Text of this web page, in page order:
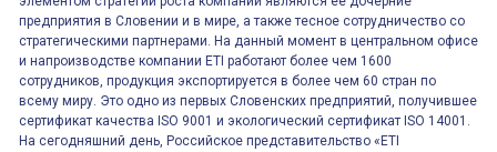
предприятия в Словении и в мире, а также тесное сотрудничество со
стратегическими партнерами. На данный момент в центральном офисе
и напроизводстве компании ETI работают более чем 1600
сотрудников, продукция экспортируется в более чем 60 стран по
всему миру. Это одно из первых Словенских предприятий, получившее
сертификат качества ISO 9001 и экологический сертификат ISO 14001.
На сегодняшний день, Российское представительство «ETI